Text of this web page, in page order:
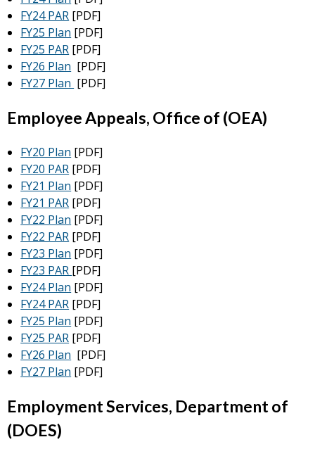
FY24 PAR [PDF]
FY25 Plan [PDF]
FY25 PAR [PDF]
FY26 Plan [PDF]
FY27 Plan [PDF]
Employee Appeals, Office of (OEA)
FY20 Plan [PDF]
FY20 PAR [PDF]
FY21 Plan [PDF]
FY21 PAR [PDF]
FY22 Plan [PDF]
FY22 PAR [PDF]
FY23 Plan [PDF]
FY23 PAR [PDF]
FY24 Plan [PDF]
FY24 PAR [PDF]
FY25 Plan [PDF]
FY25 PAR [PDF]
FY26 Plan [PDF]
FY27 Plan [PDF]
Employment Services, Department of
(DOES)